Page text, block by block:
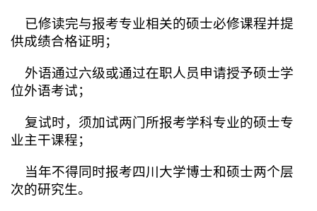
已修读完与报考专业相关的硕士必修课程并提
供成绩合格证明；
外语通过六级或通过在职人员申请授予硕士学
位外语考试；
复试时，须加试两门所报考学科专业的硕士专
业主干课程；
当年不得同时报考四川大学博士和硕士两个层
次的研究生。